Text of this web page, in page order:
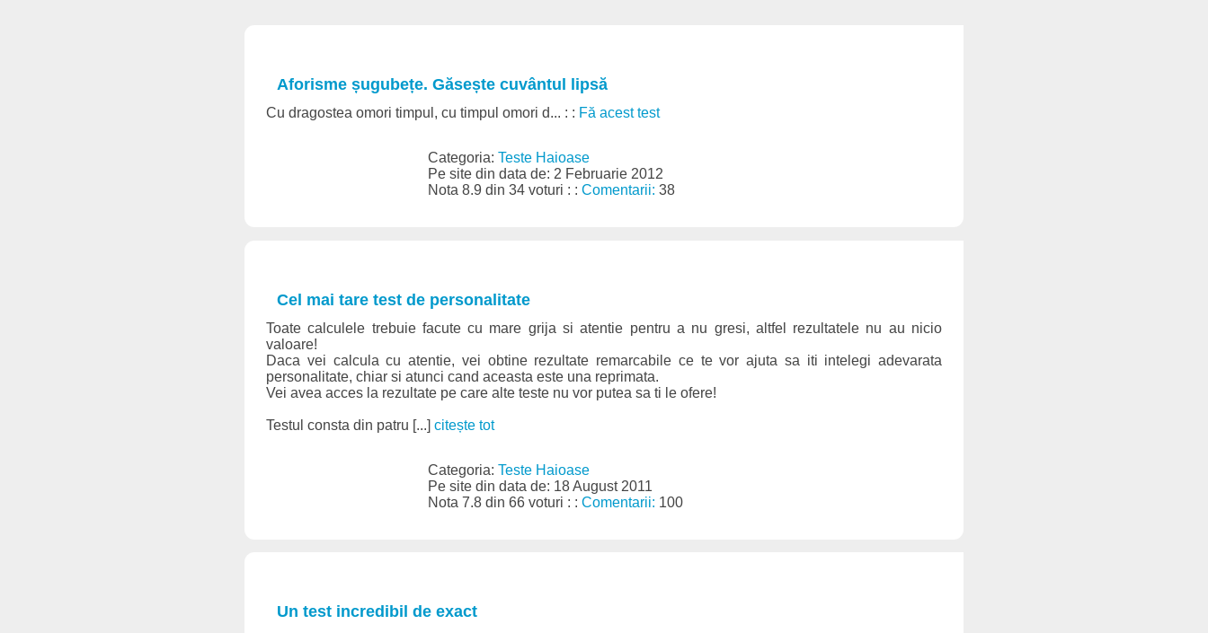
Aforisme șugubețe. Găsește cuvântul lipsă
Cu dragostea omori timpul, cu timpul omori d... : : Fă acest test
Categoria:Teste Haioase
Pe site din data de: 2 Februarie 2012
Nota 8.9 din 34 voturi : :Comentarii:38
Cel mai tare test de personalitate
Toate calculele trebuie facute cu mare grija si atentie pentru a nu gresi, altfel rezultatele nu au nicio
valoare!
Daca vei calcula cu atentie, vei obtine rezultate remarcabile ce te vor ajuta sa iti intelegi adevarata
personalitate, chiar si atunci cand aceasta este una reprimata.
Vei avea acces la rezultate pe care alte teste nu vor putea sa ti le ofere!
Testul consta din patru [...] citește tot
Categoria:Teste Haioase
Pe site din data de: 18 August 2011
Nota 7.8 din 66 voturi : :Comentarii: 100
Un test incredibil de exact